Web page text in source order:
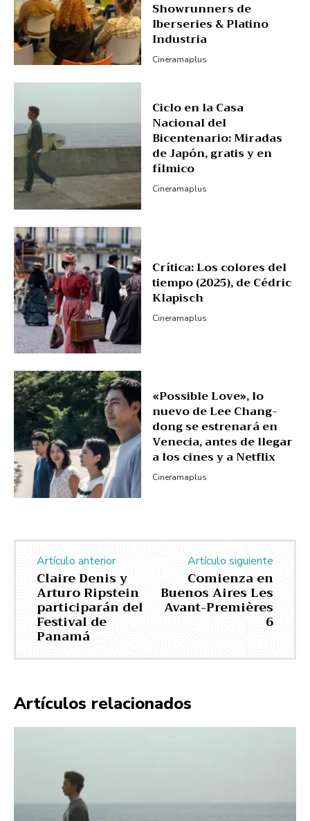
Showrunners de
Iberseries & Platino
Industria
Cineramaplus
Ciclo en la Casa
Nacional del
Bicentenario: Miradas
de Japón, gratis y en
fílmico
Cineramaplus
Crítica: Los colores del
tiempo (2025), de Cédric
Klapisch
Cineramaplus
«Possible Love», lo
nuevo de Lee Chang-
dong se estrenará en
Venecia, antes de llegar
a los cines y a Netflix
Cineramaplus
Artículo anterior
Claire Denis y
Arturo Ripstein
participarán del
Festival de
Panamá
Artículo siguiente
Comienza en
Buenos Aires Les
Avant-Premières
6
Artículos relacionados